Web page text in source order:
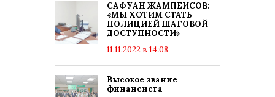
САФУАН ЖАМПЕИСОВ:
«МЫ ХОТИМ СТАТЬ
ПОЛИЦИЕЙ ШАГОВОЙ
ДОСТУПНОСТИ»
11.11.2022 в 14:08
Высокое звание
финансиста